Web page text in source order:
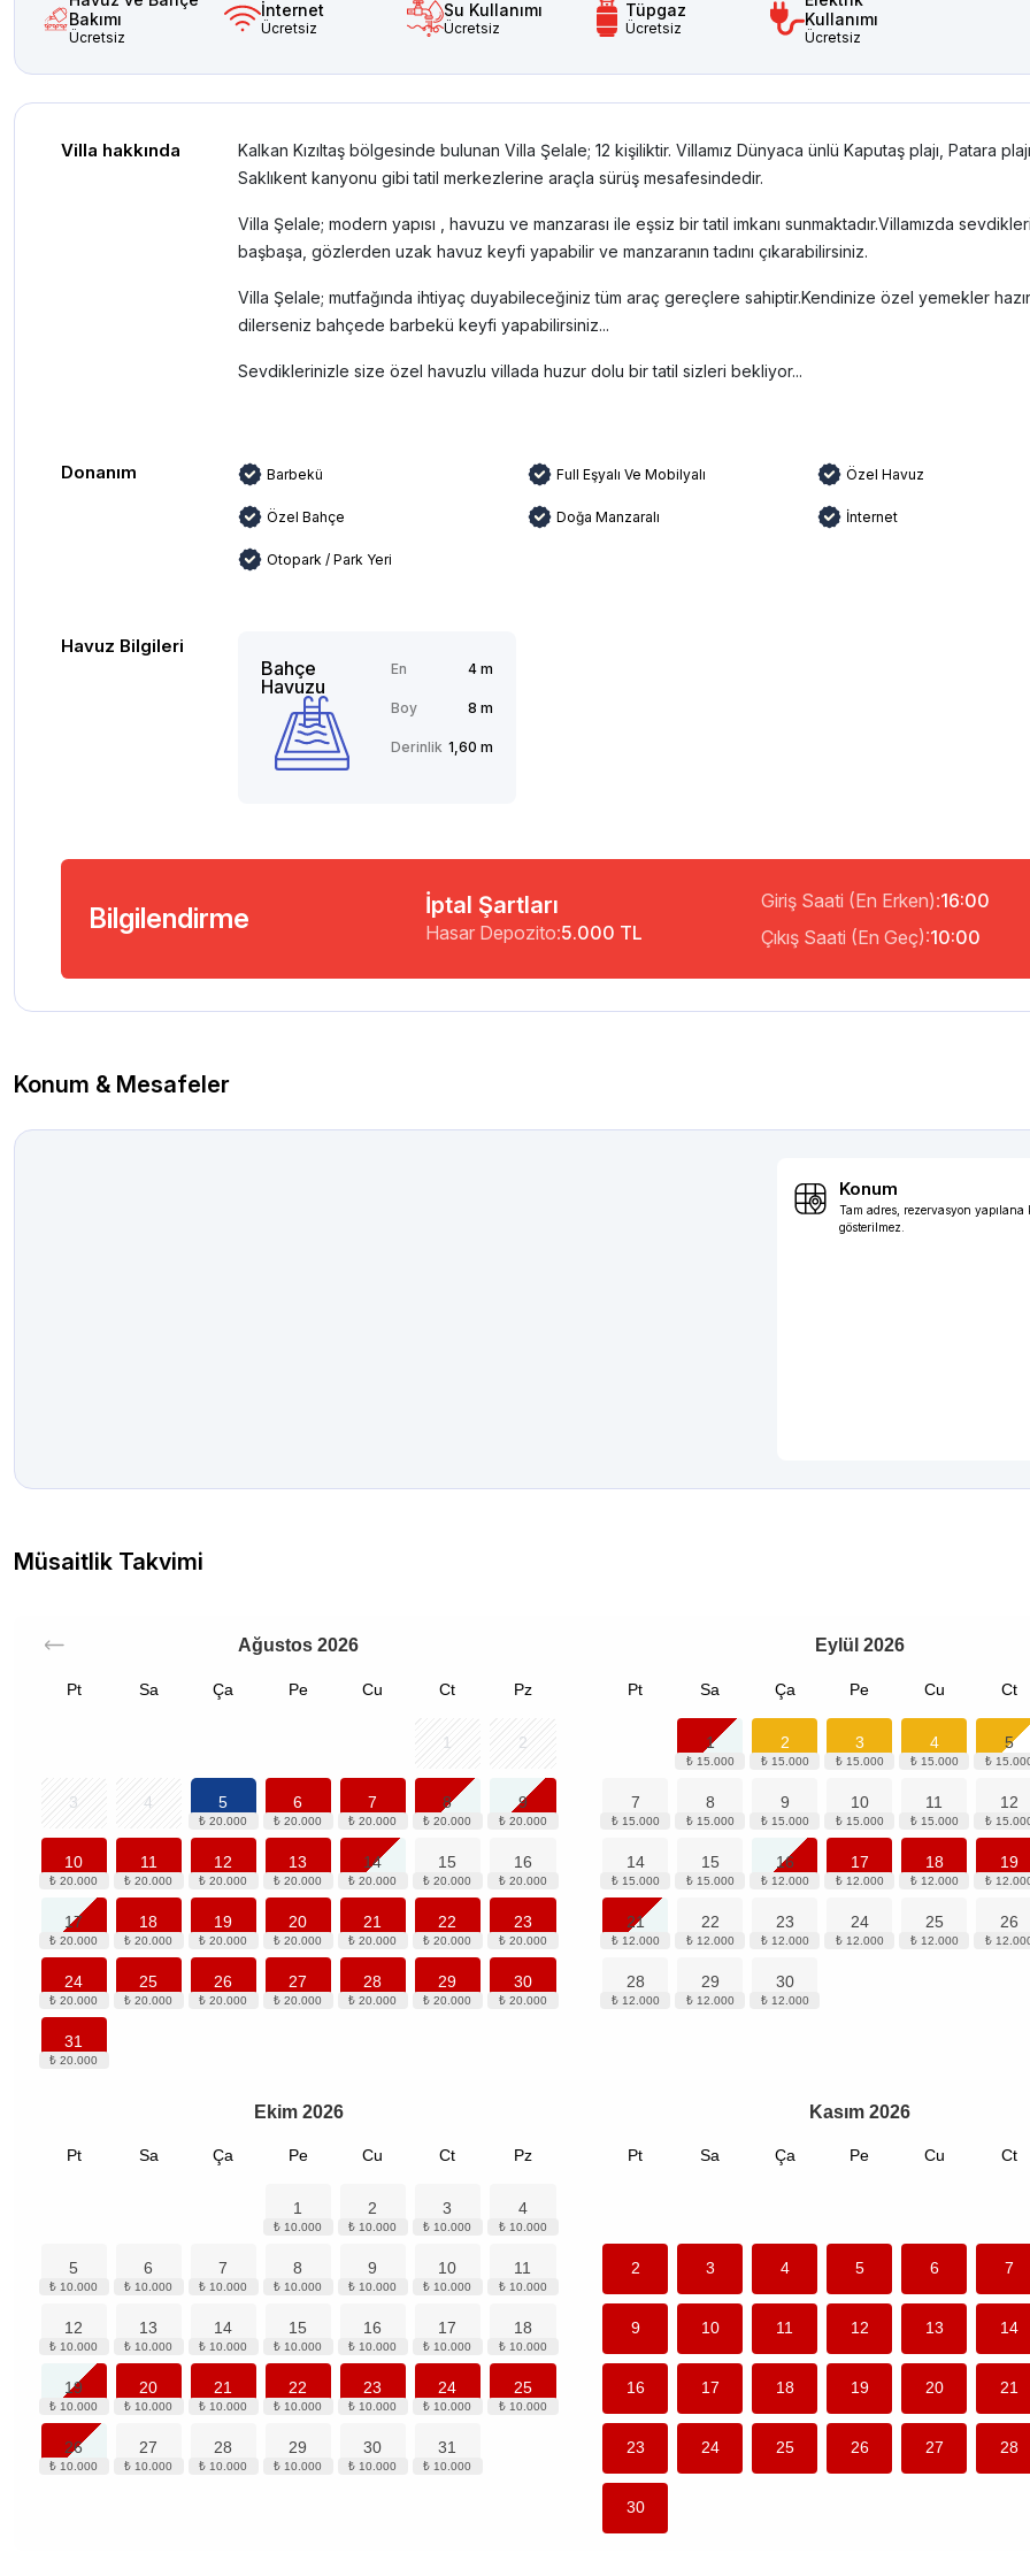
Bakımı
Ücretsiz
İnternet
Ücretsiz
Su Kullanımı
Ücretsiz
Tüpgaz
Ücretsiz
Kullanımı
Ücretsiz
Villa hakkında
Kalkan Kızıltaş bölgesinde bulunan Villa Şelale; 12 kişiliktir. Villamız Dünyaca ünlü Kaputaş plajı, Patara plajı,
Saklıkent kanyonu gibi tatil merkezlerine araçla sürüş mesafesindedir.
Villa Şelale; modern yapısı , havuzu ve manzarası ile eşsiz bir tatil imkanı sunmaktadır.Villamızda
başbaşa, gözlerden uzak havuz keyfi yapabilir ve manzaranın tadını çıkarabilirsiniz.
Villa Şelale; mutfağında ihtiyaç duyabileceğiniz tüm araç gereçlere sahiptir.Kendinize özel yemekler
dilerseniz bahçede barbekü keyfi yapabilirsiniz...
Sevdiklerinizle size özel havuzlu villada huzur dolu bir tatil sizleri bekliyor...
Donanım Barbekü Full Eşyalı Ve Mobilyalı Özel Havuz
Özel Bahçe Doğa Manzaralı İnternet
Otopark / Park Yeri
Havuz Bilgileri
Bahçe
Havuzu
En 4 m
Boy 8 m
Derinlik 1,60 m
Bilgilendirme İptal Şartları
Hasar Depozito:5.000 TL
Giriş Saati (En Erken):16:00
Çıkış Saati (En Geç):10:00
Konum & Mesafeler
Konum
Tam adres, rezervasyon yapılana
gösterilmez.
Müsaitlik Takvimi
Ağustos 2026
Pt Sa Ça Pe Cu Ct Pz
1 2
3 4 5 6 7 8 9
10 11 12 13 14 15 16
17 18 19 20 21 22 23
24 25 26 27 28 29 30
31
Eylül 2026
Pt Sa Ça Pe Cu Ct
1 2 3 4 5
7 8 9 10 11 12
14 15 16 17 18 19
21 22 23 24 25 26
28 29 30
Ekim 2026
Pt Sa Ça Pe Cu Ct Pz
1 2 3 4
5 6 7 8 9 10 11
12 13 14 15 16 17 18
19 20 21 22 23 24 25
26 27 28 29 30 31
Kasım 2026
Pt Sa Ça Pe Cu Ct
2 3 4 5 6 7
9 10 11 12 13 14
16 17 18 19 20 21
23 24 25 26 27 28
30